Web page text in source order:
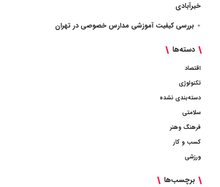
خیرآبادی
بررسی کیفیت آموزشی مدارس خصوصی در تهران
دسته‌ها
اقتصاد
تکنولوژی
دسته‌بندی نشده
سلامتی
فرهنگ وهنر
کسب و کار
ورزشی
برچسب‌ها